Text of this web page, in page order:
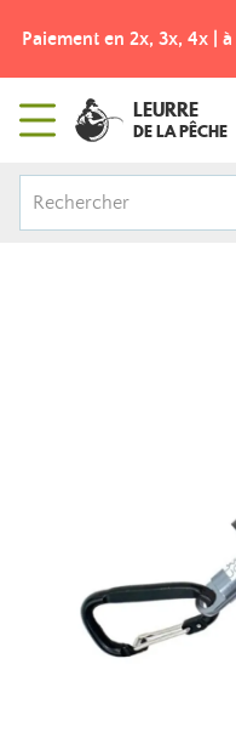
Paiement en 2x, 3x, 4x |
LEURRE
DE LA PÊCHE